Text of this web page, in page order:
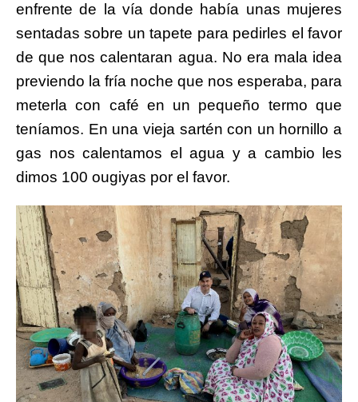
enfrente de la vía donde había unas mujeres
sentadas sobre un tapete para pedirles el favor
de que nos calentaran agua. No era mala idea
previendo la fría noche que nos esperaba, para
meterla con café en un pequeño termo que
teníamos. En una vieja sartén con un hornillo a
gas nos calentamos el agua y a cambio les
dimos 100 ougiyas por el favor.